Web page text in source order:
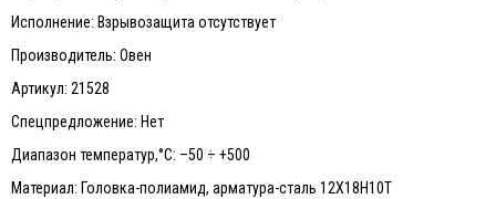
Исполнение: Взрывозащита отсутствует
Производитель: Овен
Артикул: 21528
Спецпредложение: Нет
Диапазон температур,°С: –50 ÷ +500
Материал: Головка-полиамид, арматура-сталь 12Х18Н10Т